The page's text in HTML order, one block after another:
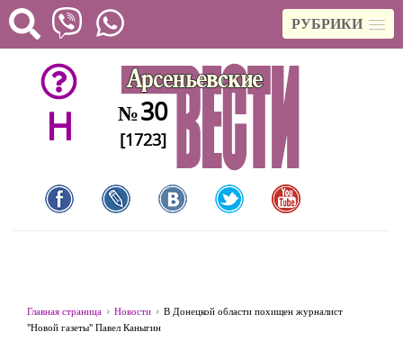
РУБРИКИ
H №30
[1723]
Главная страница Новости
В Донецкой области похищен журналист
"Новой газеты" Павел Каныгин